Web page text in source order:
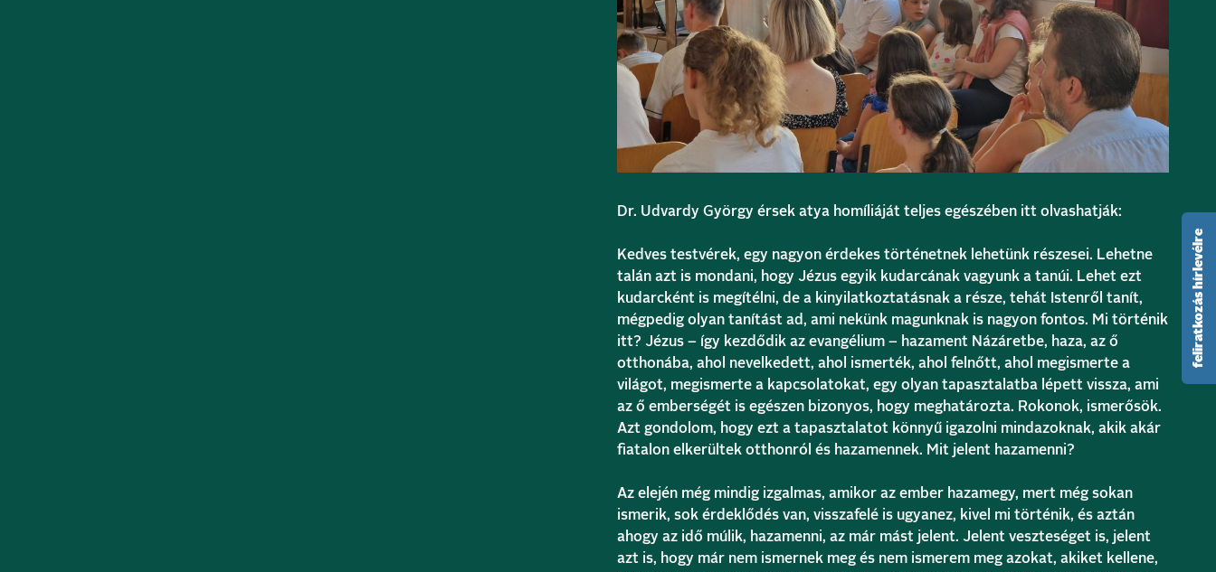
Dr. Udvardy György érsek atya homíliáját teljes egészében itt olvashatják:
Kedves testvérek, egy nagyon érdekes történetnek lehetünk részesei. Lehetne
talán azt is mondani, hogy Jézus egyik kudarcának vagyunk a tanúi. Lehet ezt
kudarcként is megítélni, de a kinyilatkoztatásnak a része, tehát Istenről tanít,
mégpedig olyan tanítást ad, ami nekünk magunknak is nagyon fontos. Mi történik
itt? Jézus – így kezdődik az evangélium – hazament Názáretbe, haza, az ő
otthonába, ahol nevelkedett, ahol ismerték, ahol felnőtt, ahol megismerte a
világot, megismerte a kapcsolatokat, egy olyan tapasztalatba lépett vissza, ami
az ő emberségét is egészen bizonyos, hogy meghatározta. Rokonok, ismerősök.
Azt gondolom, hogy ezt a tapasztalatot könnyű igazolni mindazoknak, akik akár
fiatalon elkerültek otthonról és hazamennek. Mit jelent hazamenni?
Az elején még mindig izgalmas, amikor az ember hazamegy, mert még sokan
ismerik, sok érdeklődés van, visszafelé is ugyanez, kivel mi történik, és aztán
ahogy az idő múlik, hazamenni, az már mást jelent. Jelent veszteséget is, jelent
azt is, hogy már nem ismernek meg és nem ismerem meg azokat, akiket kellene,
feliratkozás hírlevélre